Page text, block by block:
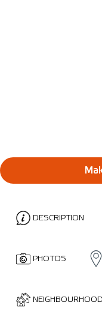
DESCRIPTION
PHOTOS